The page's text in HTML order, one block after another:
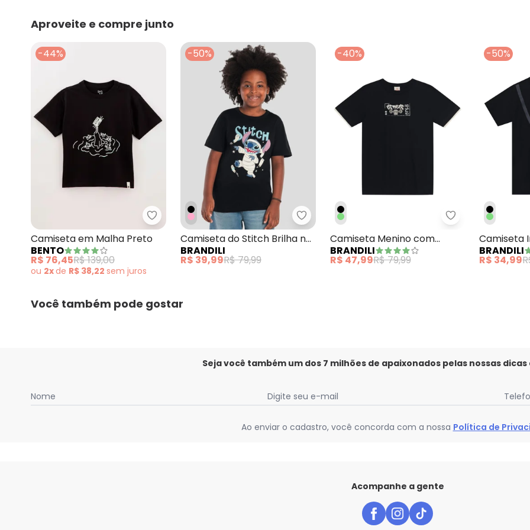
Aproveite e compre junto
-44%
Bento - Camiseta em Malha Preto
Camiseta em Malha Preto
BENTO
R$ 76,45R$ 139,00
ou 2xde R$ 38,22 sem juros
-50%
Brandili - Camiseta do Stitch Brilha no Escuro
Camiseta do Stitch Brilha no
Escuro Preto
BRANDILI
R$ 39,99R$ 79,99
-40%
Brandili -
Camiseta Menino com
Aplique de Skate Preto
BRANDILI
R$ 47,99R$ 79,99
-50%
Camiseta
Interativo
BRANDILI
R$ 34,99
Você também pode gostar
Seja você também um dos 7 milhões de apaixonados pelas nossas
Nome Digite seu e-mail
Ao enviar o cadastro, você concorda com a nossa Política de
Acompanhe a gente